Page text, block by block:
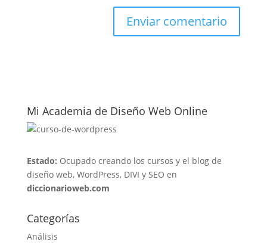
Mi Academia de Diseño Web Online
Estado: Ocupado creando los cursos y el blog de
diseño web, WordPress, DIVI y SEO en
diccionarioweb.com
Categorías
Análisis